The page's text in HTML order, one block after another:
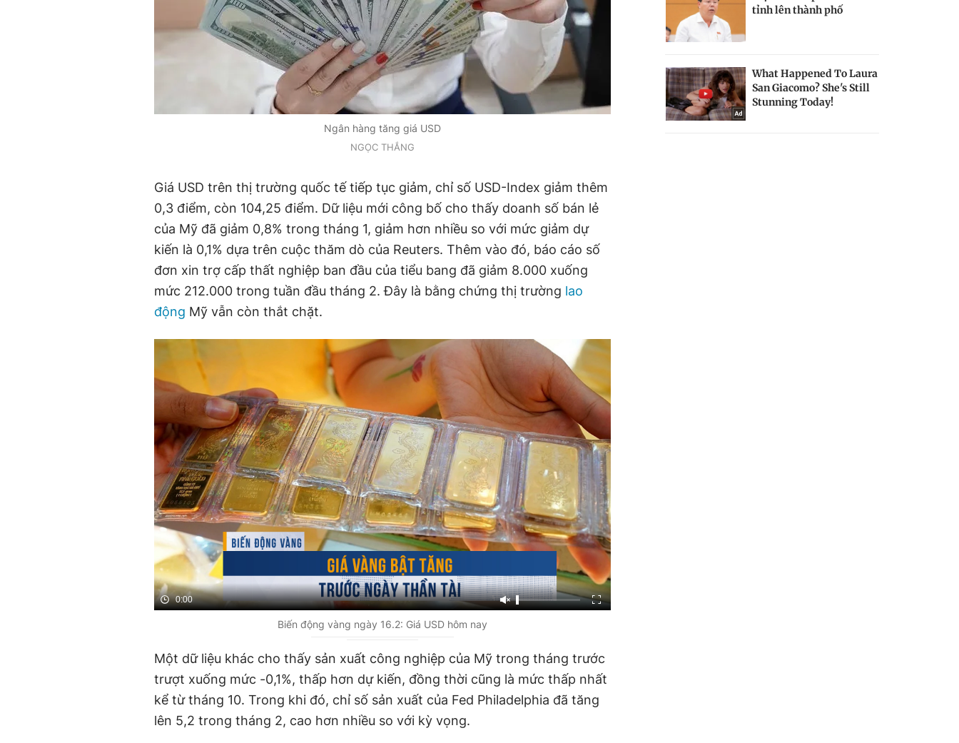
Ngân hàng tăng giá USD
NGỌC THẮNG
Giá USD trên thị trường quốc tế tiếp tục giảm, chỉ số USD-Index giảm thêm
0,3 điểm, còn 104,25 điểm. Dữ liệu mới công bố cho thấy doanh số bán lẻ
của Mỹ đã giảm 0,8% trong tháng 1, giảm hơn nhiều so với mức giảm dự
kiến là 0,1% dựa trên cuộc thăm dò của Reuters. Thêm vào đó, báo cáo số
đơn xin trợ cấp thất nghiệp ban đầu của tiểu bang đã giảm 8.000 xuống
mức 212.000 trong tuần đầu tháng 2. Đây là bằng chứng thị trường lao
động Mỹ vẫn còn thắt chặt.
0:00
Biến động vàng ngày 16.2: Giá USD hôm nay
Một dữ liệu khác cho thấy sản xuất công nghiệp của Mỹ trong tháng trước
trượt xuống mức -0,1%, thấp hơn dự kiến, đồng thời cũng là mức thấp nhất
kể từ tháng 10. Trong khi đó, chỉ số sản xuất của Fed Philadelphia đã tăng
lên 5,2 trong tháng 2, cao hơn nhiều so với kỳ vọng.